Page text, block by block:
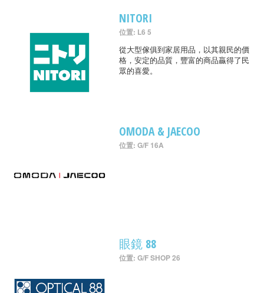
NITORI
位置: L6 5
從大型傢俱到家居用品，以其親民的價
格，安定的品質，豐富的商品贏得了民
眾的喜愛。
OMODA & JAECOO
位置: G/F 16A
眼鏡 88
位置: G/F SHOP 26